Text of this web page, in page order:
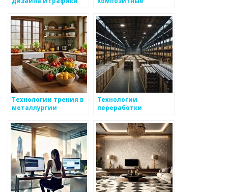
особенности
взаимодействия
Технологии трения в
металлургии
Технологии
переработки